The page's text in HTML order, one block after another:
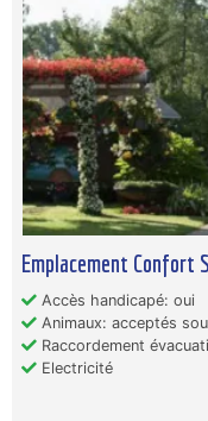
Emplacement Confort
Accès handicapé: oui
Animaux: acceptés
Raccordement
Electricité